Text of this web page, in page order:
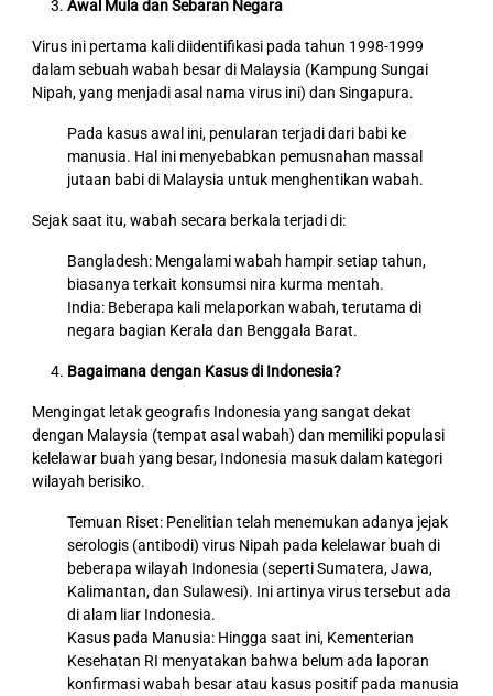
Awal Mula dan Sebaran Negara
Virus ini pertama kali diidentifikasi pada tahun 1998-1999
dalam sebuah wabah besar di Malaysia (Kampung Sungai
Nipah, yang menjadi asal nama virus ini) dan Singapura.
Pada kasus awal ini, penularan terjadi dari babi ke
manusia. Hal ini menyebabkan pemusnahan massal
jutaan babi di Malaysia untuk menghentikan wabah.
Sejak saat itu, wabah secara berkala terjadi di:
Bangladesh: Mengalami wabah hampir setiap tahun,
biasanya terkait konsumsi nira kurma mentah.
India: Beberapa kali melaporkan wabah, terutama di
negara bagian Kerala dan Benggala Barat.
Bagaimana dengan Kasus di Indonesia?
Mengingat letak geografis Indonesia yang sangat dekat
dengan Malaysia (tempat asal wabah) dan memiliki populasi
kelelawar buah yang besar, Indonesia masuk dalam kategori
wilayah berisiko.
Temuan Riset: Penelitian telah menemukan adanya jejak
serologis (antibodi) virus Nipah pada kelelawar buah di
beberapa wilayah Indonesia (seperti Sumatera, Jawa,
Kalimantan, dan Sulawesi). Ini artinya virus tersebut ada
di alam liar Indonesia.
Kasus pada Manusia: Hingga saat ini, Kementerian
Kesehatan RI menyatakan bahwa belum ada laporan
konfirmasi wabah besar atau kasus positif pada manusia